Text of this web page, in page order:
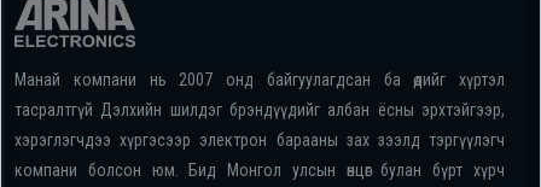
Манай компани нь 2007 онд байгуулагдсан ба өдийг хүртэл
тасралтгүй Дэлхийн шилдэг брэндүүдийг албан ёсны эрхтэйгээр,
хэрэглэгчдээ хүргэсээр электрон барааны зах зээлд тэргүүлэгч
компани болсон юм. Бид Монгол улсын өнцөг булан бүрт хүрч